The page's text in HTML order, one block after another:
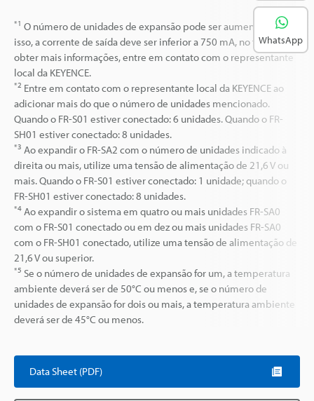
*1 O número de unidades de expansão pode ser aumentado. Para
isso, a corrente de saída deve ser inferior a 750 mA, no total. Para
obter mais informações, entre em contato com o representante
local da KEYENCE.
*2 Entre em contato com o representante local da KEYENCE ao
adicionar mais do que o número de unidades mencionado.
Quando o FR-S01 estiver conectado: 6 unidades. Quando o FR-
SH01 estiver conectado: 8 unidades.
*3 Ao expandir o FR-SA2 com o número de unidades indicado à
direita ou mais, utilize uma tensão de alimentação de 21,6 V ou
mais. Quando o FR-S01 estiver conectado: 1 unidade; quando o
FR-SH01 estiver conectado: 8 unidades.
*4 Ao expandir o sistema em quatro ou mais unidades FR-SA0
com o FR-S01 conectado ou em dez ou mais unidades FR-SA0
com o FR-SH01 conectado, utilize uma tensão de alimentação de
21,6 V ou superior.
*5 Se o número de unidades de expansão for um, a temperatura
ambiente deverá ser de 50°C ou menos e, se o número de
unidades de expansão for dois ou mais, a temperatura ambiente
deverá ser de 45°C ou menos.
Data Sheet (PDF)
WhatsApp